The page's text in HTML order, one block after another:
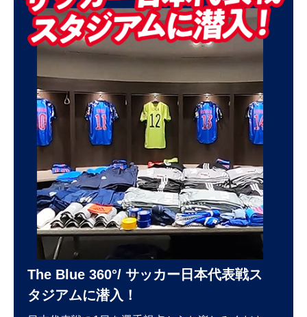
The Blue 360°/ サッカー日本代表戦ス
タジアムに潜入！